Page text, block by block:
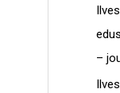
c
h
f
o
–
t
o